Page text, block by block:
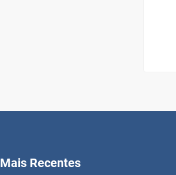
Mais Recentes